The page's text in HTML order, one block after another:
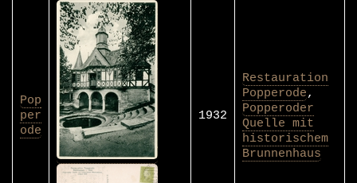
Pop
per
ode
1932
Restauration
Popperode,
Popperoder
Quelle mit
historischem
Brunnenhaus